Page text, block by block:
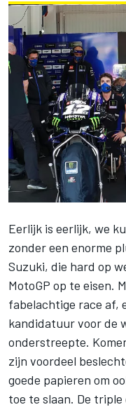
Eerlijk is eerlijk, we
zonder een enorme
Suzuki, die hard op
MotoGP op te eisen.
fabelachtige race af,
kandidatuur voor de
onderstreepte.
zijn voordeel
goede papieren om
toe te slaan. De